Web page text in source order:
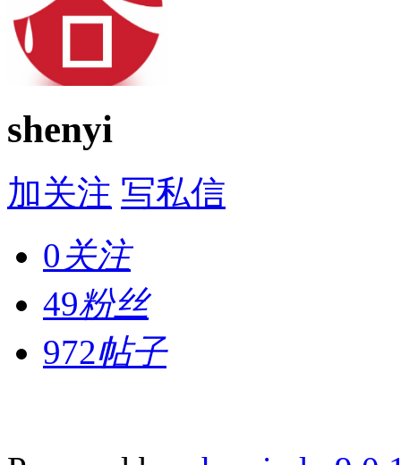
shenyi
加关注 写私信
0关注
49粉丝
972帖子